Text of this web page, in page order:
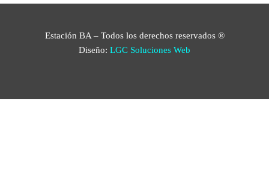
Estación BA – Todos los derechos reservados ®
Diseño: LGC Soluciones Web